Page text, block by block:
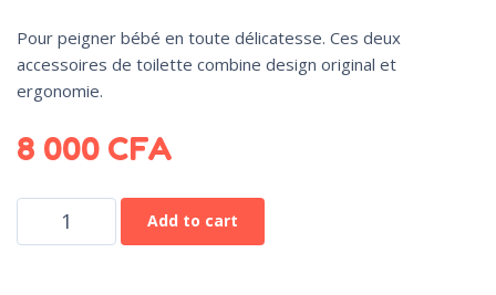
Pour peigner bébé en toute délicatesse. Ces deux
accessoires de toilette combine design original et
ergonomie.
8 000 CFA
Add to cart